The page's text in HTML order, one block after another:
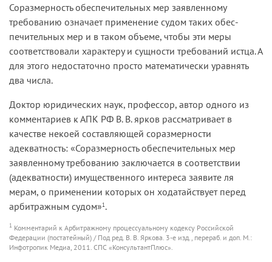
Соразмерность обеспечительных мер заявленному
требованию означает применение судом таких обес­
печительных мер и в таком объеме, чтобы эти меры
соответствовали характеру и сущности требований истца. А
для этого недостаточно просто математически уравнять
два числа.
Доктор юридических наук, профессор, автор одного из
ком­ментариев к АПК РФ В. В. ярков рассматривает в
качестве некоей составляющей соразмерности
адекватность: «Соразмерность обеспечительных мер
заявленному требованию заключается в соответствии
(адекватности) имущественного интереса заявите­ ля
мерам, о применении которых он ходатайствует перед
арбит­ражным судом»1 .
1 Комментарий к Арбитражному процессуальному кодексу Российской
Федерации (постатейный) / Под ред. В. В. Яркова. 3-е изд., перераб. и доп. М.:
Инфотропик Медиа, 2011. СПС «КонсультантПлюс».